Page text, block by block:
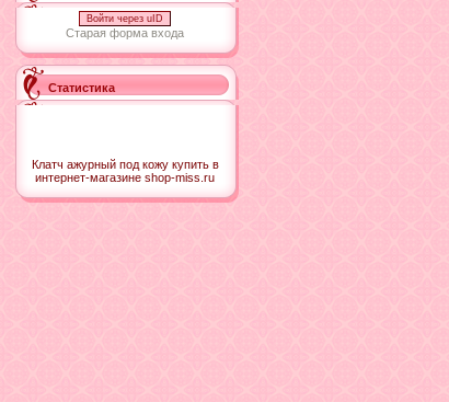
Войти через uID
Старая форма входа
Статистика
Клатч ажурный под кожу купить в
интернет-магазине shop-miss.ru